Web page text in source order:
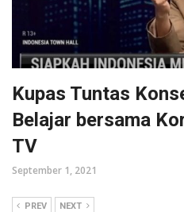
Kupas Tuntas
Belajar bersama
TV
September 1, 2021
PREV NEXT